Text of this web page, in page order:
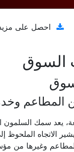
احصل على
السوق
يعد سمك السلمون
الاتجاه
وغيرها من